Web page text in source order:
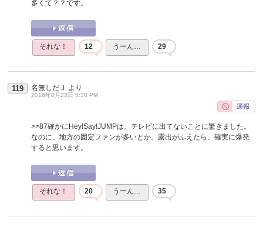
多くて？？です。
それな！ 12 うーん… 29
119 名無しだＪ より
2016年8月23日 5:38 PM
>>87確かにHey!Say!JUMPは、テレビに出てないことに驚きました。
なのに、地方の固定ファンが多いとか。露出がふえたら、確実に爆発
すると思います。
それな！ 20 うーん… 35